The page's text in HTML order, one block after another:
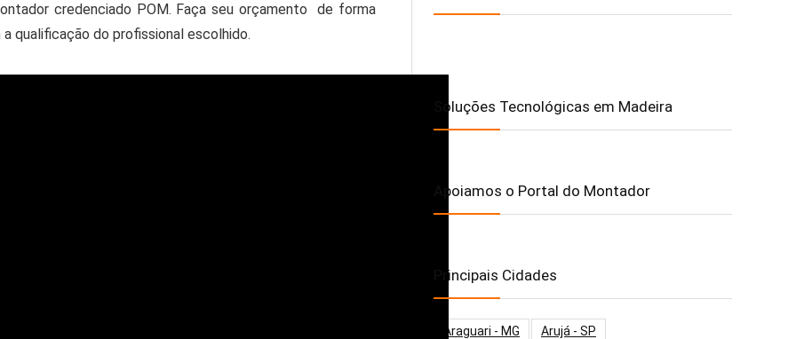
credenciado POM. Faça seu orçamento de forma
qualificação do profissional escolhido.
Soluções Tecnológicas em Madeira
Apoiamos o Portal do Montador
Principais Cidades
Araguari - MG
Arujá - SP